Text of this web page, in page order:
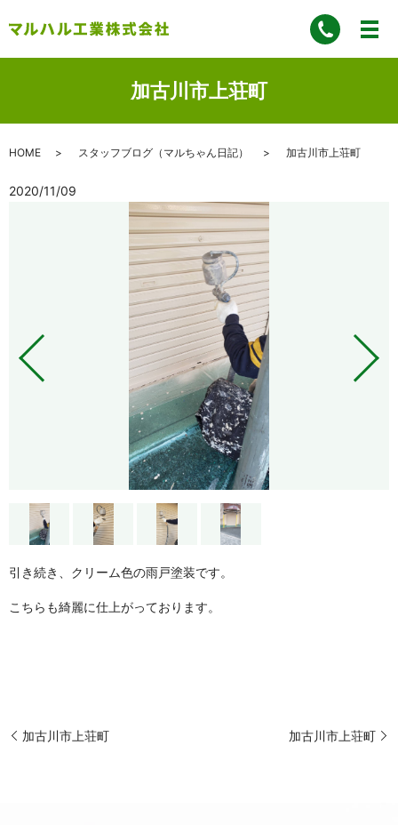
加古川市上荘町
HOME スタッフブログ（マルちゃん日記） 加古川市上荘町
2020/11/09
引き続き、クリーム色の雨戸塗装です。
こちらも綺麗に仕上がっております。
加古川市上荘町 加古川市上荘町